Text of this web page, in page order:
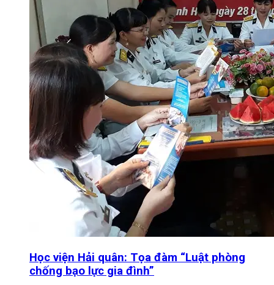
Học viện Hải quân: Tọa đàm “Luật phòng
chống bạo lực gia đình”